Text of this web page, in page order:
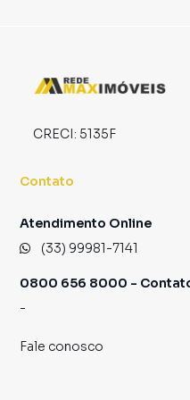
CRECI: 5135F
Contato
Atendimento Online
(33) 99981-7141
0800 656 8000 -
-
Fale conosco